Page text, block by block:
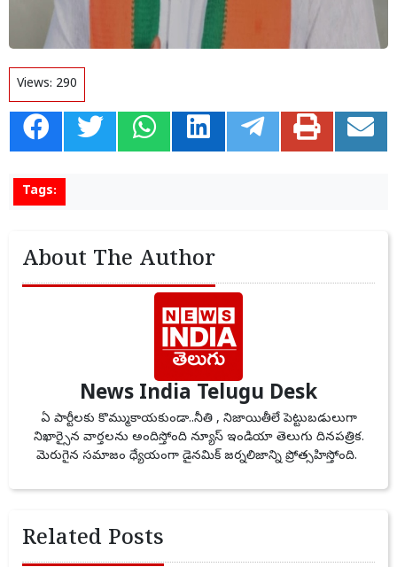
Views: 290
Tags:
About The Author
News India Telugu Desk
ఏ పార్టీలకు కొమ్ముకాయకుండా..నీతి , నిజాయితీలే పెట్టుబడులుగా
నిఖార్సైన వార్తలను అందిస్తోంది న్యూస్ ఇండియా తెలుగు దినపత్రిక.
మెరుగైన సమాజం ధ్యేయంగా డైనమిక్ జర్నలిజాన్ని ప్రోత్సహిస్తోంది.
Related Posts